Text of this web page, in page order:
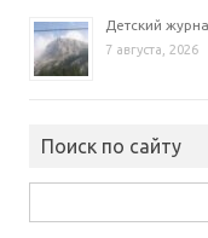
Детский
7 августа, 2026
Поиск по сайту